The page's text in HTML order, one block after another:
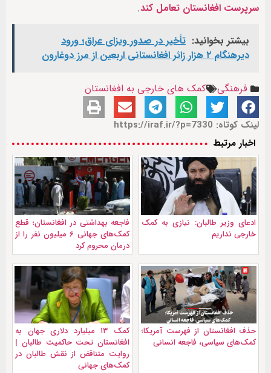
سرپرست افغانستان تعامل کند.
بیشتر بخوانید: تأخیر در صدور ویزای عراق؛ ورود
دیرهنگام ۲ هزار زائر افغانستانی اربعین از مرز دوغارون
فرهنگی کمک های خارجی به افغانستان
لینک کوتاه: https://iraf.ir/?p=7330
اخبار مرتبط
ادعای وزیر طالبان: نیازی به کمک
خارجی نداریم
فاجعه بهداشتی در افغانستان؛ قطع
کمک‌های جهانی ۶ میلیون نفر را از
درمان محروم کرد
حذف افغانستان از فهرست آمریکا؛
کمک‌های سیاسی، فاجعه انسانی
کمک ۱۳ میلیارد دلاری جهان به
افغانستان تحت حاکمیت طالبان |
روایت متناقض از نقش طالبان در
کمک‌های جهانی